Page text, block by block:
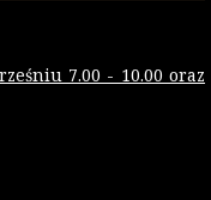
7.00 - 10.00 oraz